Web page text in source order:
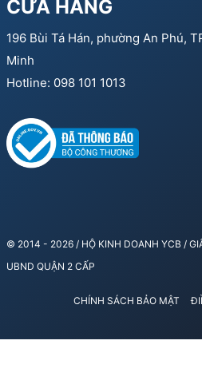
CỬA HÀNG
196 Bùi Tá Hán, phường An Phú,
Minh
Hotline: 098 101 1013
© 2014 - 2026 / HỘ KINH DOANH YCB /
UBND QUẬN 2 CẤP
CHÍNH SÁCH BẢO MẬT